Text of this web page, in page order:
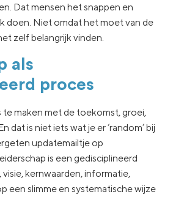
Dat mensen het snappen en
doen. Niet omdat het moet van de
zelf belangrijk vinden.
als
proces
te maken met de toekomst, groei,
dat is niet iets wat je er ‘random’ bij
updatemailtje op
is een gedisciplineerd
visie, kernwaarden, informatie,
een slimme en systematische wijze